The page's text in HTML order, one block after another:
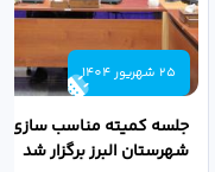
25 شهریور 1404
جلسه کمیته مناسب سازی
شهرستان البرز برگزار شد